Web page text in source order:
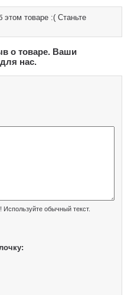
этом товаре :( Станьте
о товаре. Ваши
нас.
Используйте обычный текст.